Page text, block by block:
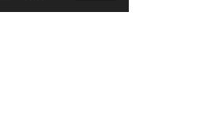
Gore/Dole